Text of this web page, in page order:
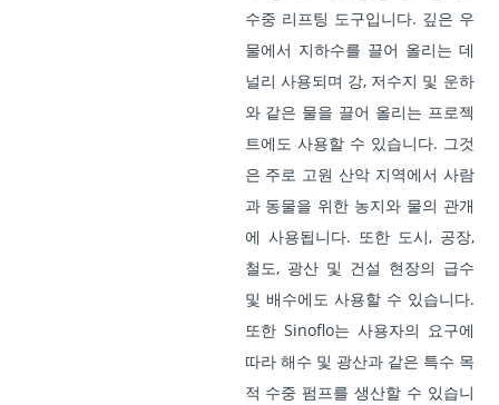
수중 리프팅 도구입니다. 깊은 우
물에서 지하수를 끌어 올리는 데
널리 사용되며 강, 저수지 및 운하
와 같은 물을 끌어 올리는 프로젝
트에도 사용할 수 있습니다. 그것
은 주로 고원 산악 지역에서 사람
과 동물을 위한 농지와 물의 관개
에 사용됩니다. 또한 도시, 공장,
철도, 광산 및 건설 현장의 급수
및 배수에도 사용할 수 있습니다.
또한 Sinoflo는 사용자의 요구에
따라 해수 및 광산과 같은 특수 목
적 수중 펌프를 생산할 수 있습니